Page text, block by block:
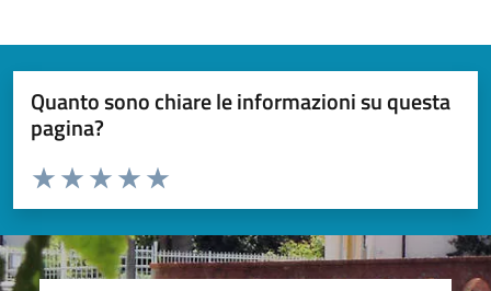
Quanto sono chiare le informazioni su questa
pagina?
Valuta da 1 a 5 stelle la pagina
Valuta 5 stelle su 5
Valuta 4 stelle su 5
Valuta 3 stelle su 5
Valuta 2 stelle su 5
Valuta 1 stelle su 5